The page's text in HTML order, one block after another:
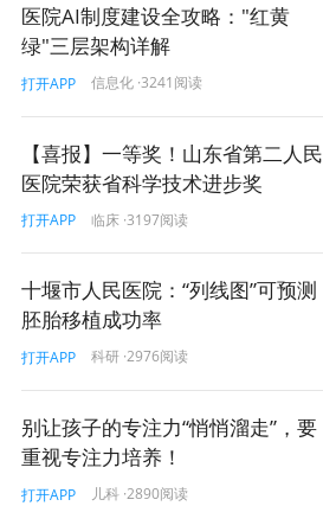
医院AI制度建设全攻略："红黄
绿"三层架构详解
打开APP 信息化 ·3241阅读
【喜报】一等奖！山东省第二人民
医院荣获省科学技术进步奖
打开APP 临床 ·3197阅读
十堰市人民医院：“列线图”可预测
胚胎移植成功率
打开APP 科研 ·2976阅读
别让孩子的专注力“悄悄溜走”，要
重视专注力培养！
打开APP 儿科 ·2890阅读